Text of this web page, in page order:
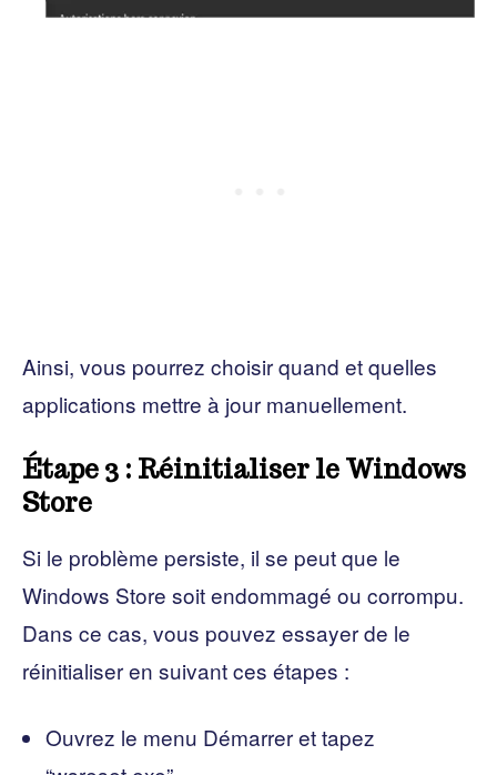
Ainsi, vous pourrez choisir quand et quelles
applications mettre à jour manuellement.
Étape 3 : Réinitialiser le Windows
Store
Si le problème persiste, il se peut que le
Windows Store soit endommagé ou corrompu.
Dans ce cas, vous pouvez essayer de le
réinitialiser en suivant ces étapes :
Ouvrez le menu Démarrer et tapez